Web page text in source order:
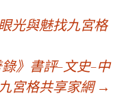
光與魅找九宮格
》書評–文史–中
宮格共享家網→